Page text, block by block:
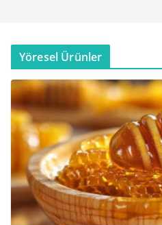
Yöresel Ürünler